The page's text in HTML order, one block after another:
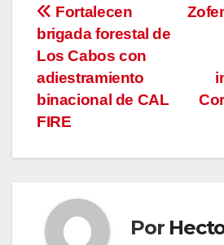
Navegación
de
entradas
Fortalecen
brigada forestal de
Los Cabos con
adiestramiento
binacional de CAL
FIRE
Por